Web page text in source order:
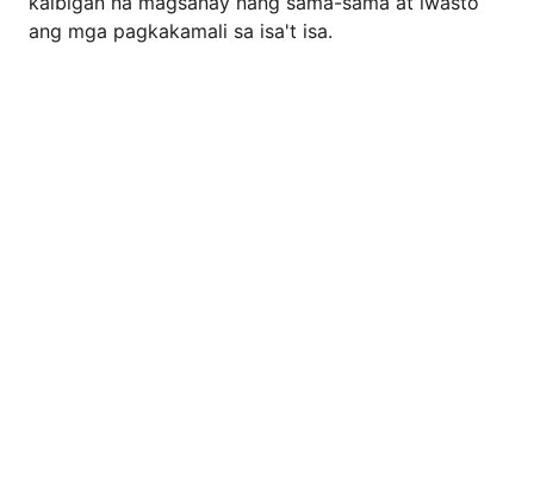
ang mga pagkakamali sa isa't isa.